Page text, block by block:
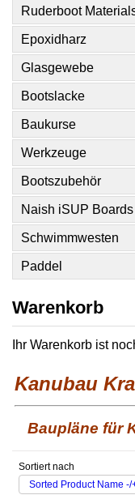
Ruderboot
Epoxidharz
Glasgewebe
Bootslacke
Baukurse
Werkzeuge
Bootszubehör
Naish iSUP Boards
Schwimmwesten
Paddel
Warenkorb
Ihr Warenkorb ist
Kanubau
Baupläne für
Sortiert nach
Sorted Product Name -/